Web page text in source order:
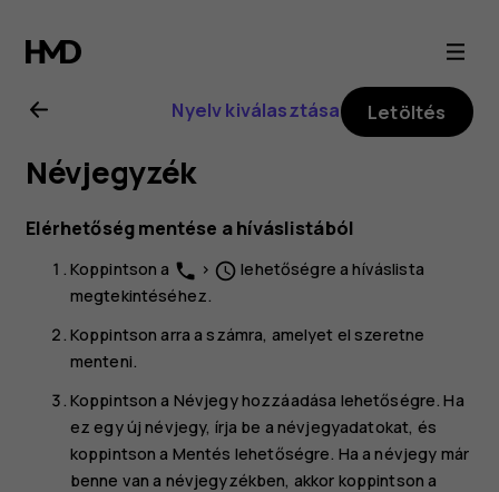
Nokia
G21
felhasználói
kézikönyv
Nyelv kiválasztása Letöltés
Névjegyzék
Elérhetőség mentése a híváslistából
Koppintson a phone > schedule lehetőségre a híváslista
megtekintéséhez.
Koppintson arra a számra, amelyet el szeretne
menteni.
Koppintson a Névjegy hozzáadása lehetőségre. Ha
ez egy új névjegy, írja be a névjegyadatokat, és
koppintson a Mentés lehetőségre. Ha a névjegy már
benne van a névjegyzékben, akkor koppintson a